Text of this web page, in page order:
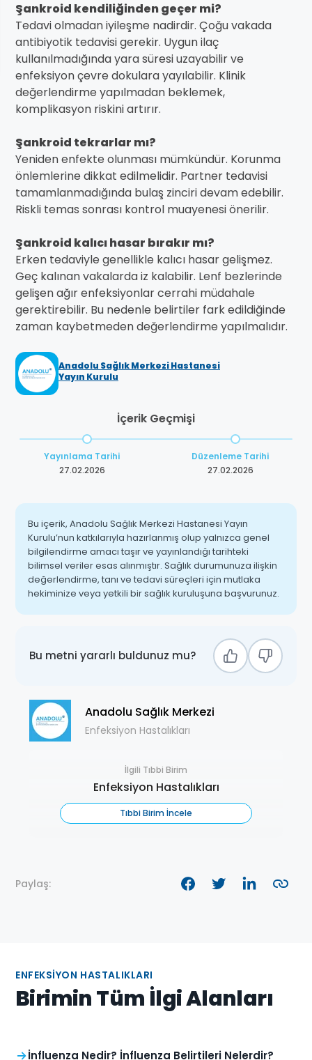
Şankroid kendiliğinden geçer mi?
Tedavi olmadan iyileşme nadirdir. Çoğu vakada
antibiyotik tedavisi gerekir. Uygun ilaç
kullanılmadığında yara süresi uzayabilir ve
enfeksiyon çevre dokulara yayılabilir. Klinik
değerlendirme yapılmadan beklemek,
komplikasyon riskini artırır.
Şankroid tekrarlar mı?
Yeniden enfekte olunması mümkündür. Korunma
önlemlerine dikkat edilmelidir. Partner tedavisi
tamamlanmadığında bulaş zinciri devam edebilir.
Riskli temas sonrası kontrol muayenesi önerilir.
Şankroid kalıcı hasar bırakır mı?
Erken tedaviyle genellikle kalıcı hasar gelişmez.
Geç kalınan vakalarda iz kalabilir. Lenf bezlerinde
gelişen ağır enfeksiyonlar cerrahi müdahale
gerektirebilir. Bu nedenle belirtiler fark edildiğinde
zaman kaybetmeden değerlendirme yapılmalıdır.
Anadolu Sağlık Merkezi Hastanesi
Yayın Kurulu
İçerik Geçmişi
Yayınlama Tarihi
27.02.2026
Düzenleme Tarihi
27.02.2026
Bu içerik, Anadolu Sağlık Merkezi Hastanesi Yayın
Kurulu’nun katkılarıyla hazırlanmış olup yalnızca genel
bilgilendirme amacı taşır ve yayınlandığı tarihteki
bilimsel veriler esas alınmıştır. Sağlık durumunuza ilişkin
değerlendirme, tanı ve tedavi süreçleri için mutlaka
hekiminize veya yetkili bir sağlık kuruluşuna başvurunuz.
Bu metni yararlı buldunuz mu?
Anadolu Sağlık Merkezi
Enfeksiyon Hastalıkları
İlgili Tıbbi Birim
Enfeksiyon Hastalıkları
Tıbbi Birim İncele
Paylaş:
ENFEKSIYON HASTALIKLARI
Birimin Tüm İlgi Alanları
İnfluenza Nedir? İnfluenza Belirtileri Nelerdir?